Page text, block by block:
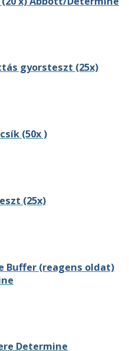
gyorsteszt (25x)
(50x )
(25x)
Buffer (reagens oldat)
Determine